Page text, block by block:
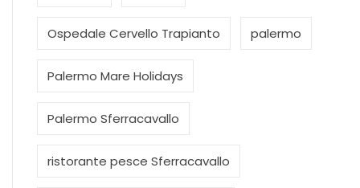
Ospedale Cervello Trapianto palermo
Palermo Mare Holidays
Palermo Sferracavallo
ristorante pesce Sferracavallo